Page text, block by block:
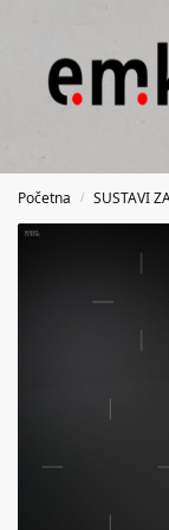
Početna / SUSTAVI